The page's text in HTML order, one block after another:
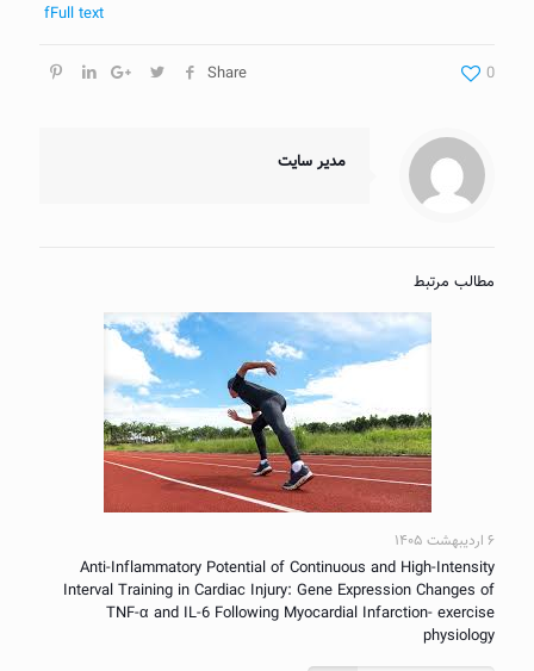
fFull text
Share 0
مدیر سایت
مطالب مرتبط
۶ اردیبهشت ۱۴۰۵
Anti-Inflammatory Potential of Continuous and High-Intensity
Interval Training in Cardiac Injury: Gene Expression Changes of
TNF-α and IL-6 Following Myocardial Infarction- exercise
physiology